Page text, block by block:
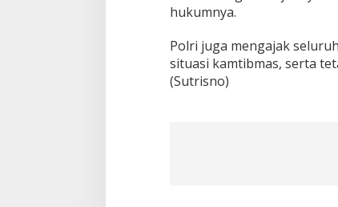
hukumnya.
Polri juga mengajak
situasi kamtibmas, serta
(Sutrisno)